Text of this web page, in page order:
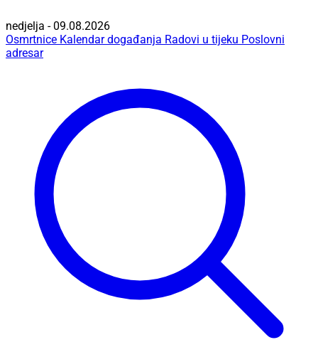
nedjelja - 09.08.2026
Osmrtnice Kalendar događanja Radovi u tijeku Poslovni
adresar